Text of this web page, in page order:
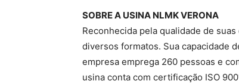
SOBRE A USINA NLMK VERONA
Reconhecida pela qualidade de
diversos formatos. Sua capacidade
empresa emprega 260 pessoas e
usina conta com certificação ISO